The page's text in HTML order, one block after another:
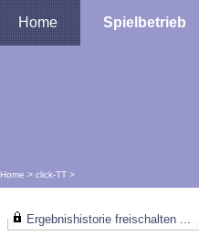
Home Spielbetrieb
Home > click-TT >
Ergebnishistorie freischalten ...